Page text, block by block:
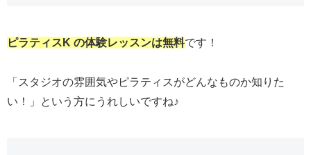
ピラティスK の体験レッスンは無料です！
「スタジオの雰囲気やピラティスがどんなものか知りた
い！」という方にうれしいですね♪